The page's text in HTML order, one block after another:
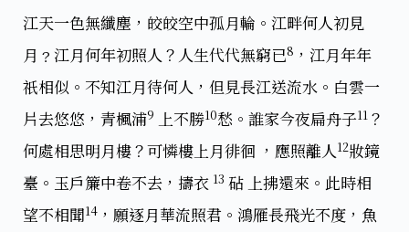
江天一色無纖塵，皎皎空中孤月輪。江畔何人初見
月﹖江月何年初照人？人生代代無窮已8 ，江月年年
祇相似。不知江月待何人，但見長江送流水。白雲一
片去悠悠，青楓浦9 上不勝10愁。誰家今夜扁舟子11 ？
何處相思明月樓？可憐樓上月徘徊 ，應照離人12妝鏡
臺。玉戶簾中卷不去，擣衣 13 砧 上拂還來。此時相
望不相聞14 ，願逐月華流照君。鴻雁長飛光不度，魚